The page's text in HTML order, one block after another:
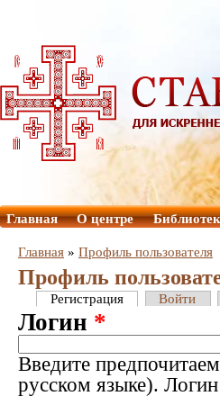
Главная О центре
Главная » Профиль пользователя
Профиль
Регистрация Войти
Логин *
Введите
русском языке).